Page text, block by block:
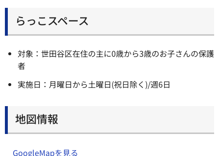
らっこスペース
対象：世田谷区在住の主に0歳から3歳のお子さんの保護
者
実施日：月曜日から土曜日(祝日除く)/週6日
地図情報
GoogleMapを見る